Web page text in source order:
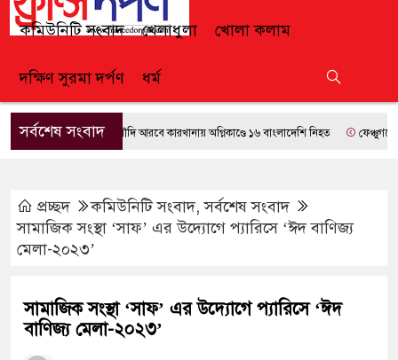
কমিউনিটি সংবাদ খেলাধুলা খোলা কলাম
দক্ষিণ সুরমা দর্পণ ধর্ম
সর্বশেষ সংবাদসৌদি আরবে কারখানায় অগ্নিকাণ্ডে ১৬ বাংলাদেশি নিহত ফেঞ্চুগঞ্জে
প্রচ্ছদ কমিউনিটি সংবাদ,সর্বশেষ সংবাদ
সামাজিক সংস্থা ‘সাফ’ এর উদ্যোগে প্যারিসে ‘ঈদ বাণিজ্য
মেলা-২০২৩’
সামাজিক সংস্থা ‘সাফ’ এর উদ্যোগে প্যারিসে ‘ঈদ
বাণিজ্য মেলা-২০২৩’